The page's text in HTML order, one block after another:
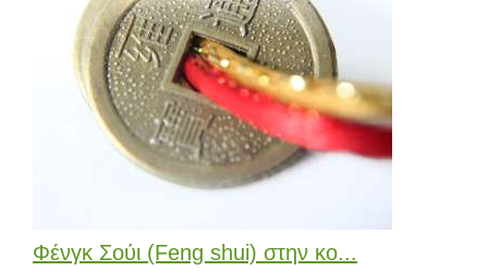
Φένγκ Σούι (Feng shui) στην κο...